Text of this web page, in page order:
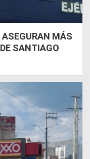
ASEGURAN MÁS
SANTIAGO